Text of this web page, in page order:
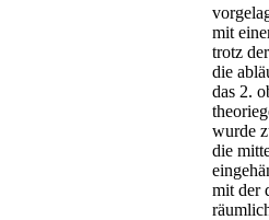
mit
trotz
die
das 2.
wurde
die
mit der